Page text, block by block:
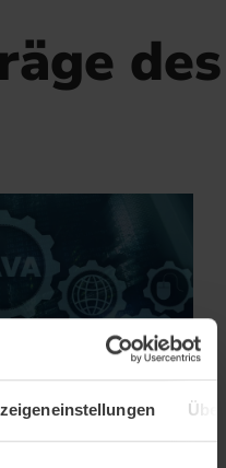
des